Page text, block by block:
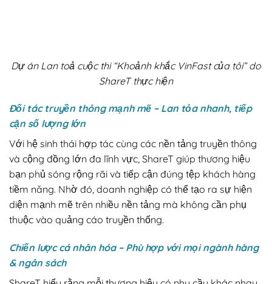
Dự án Lan toả cuộc thi “Khoảnh khắc VinFast của tôi” do
ShareT thực hiện
Đối tác truyền thông mạnh mẽ – Lan tỏa nhanh, tiếp
cận số lượng lớn
Với hệ sinh thái hợp tác cùng các nền tảng truyền thông
và cộng đồng lớn đa lĩnh vực, ShareT giúp thương hiệu
bạn phủ sóng rộng rãi và tiếp cận đúng tệp khách hàng
tiềm năng. Nhờ đó, doanh nghiệp có thể tạo ra sự hiện
diện mạnh mẽ trên nhiều nền tảng mà không cần phụ
thuộc vào quảng cáo truyền thống.
Chiến lược cá nhân hóa – Phù hợp với mọi ngành hàng
& ngân sách